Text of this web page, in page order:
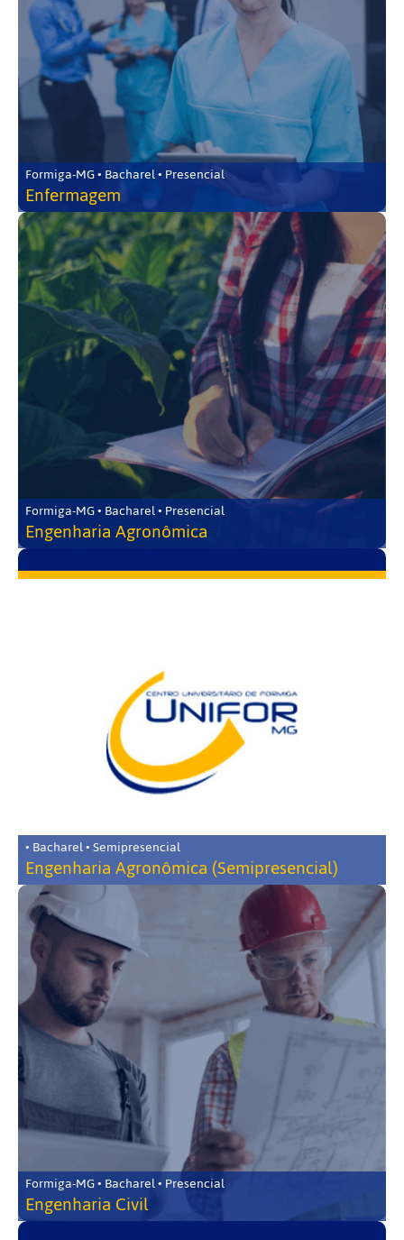
Formiga-MG • Bacharel • Presencial
Enfermagem
Formiga-MG • Bacharel • Presencial
Engenharia Agronômica
• Bacharel • Semipresencial
Engenharia Agronômica (Semipresencial)
Formiga-MG • Bacharel • Presencial
Engenharia Civil